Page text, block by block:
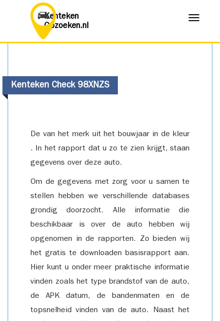
Kenteken
Opzoeken.nl
Menu
Kenteken Check 98XNZS
De van het merk uit het bouwjaar in de kleur
. In het rapport dat u zo te zien krijgt, staan
gegevens over deze auto.
Om de gegevens met zorg voor u samen te
stellen hebben we verschillende databases
grondig doorzocht. Alle informatie die
beschikbaar is over de auto hebben wij
opgenomen in de rapporten. Zo bieden wij
het gratis te downloaden basisrapport aan.
Hier kunt u onder meer praktische informatie
vinden zoals het type brandstof van de auto,
de APK datum, de bandenmaten en de
topsnelheid vinden van de auto. Naast het